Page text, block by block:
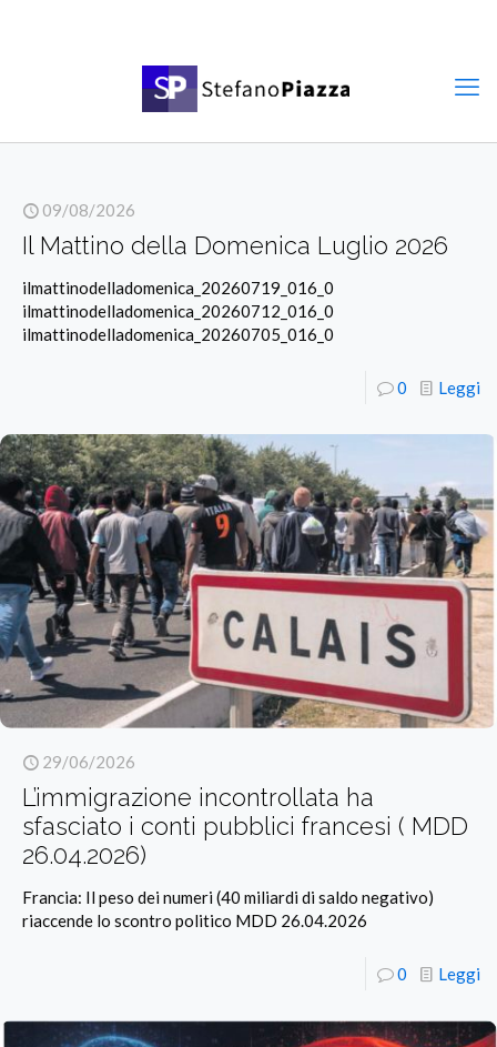
09/08/2026
Il Mattino della Domenica Luglio 2026
ilmattinodelladomenica_20260719_016_0
ilmattinodelladomenica_20260712_016_0
ilmattinodelladomenica_20260705_016_0
0 Leggi
29/06/2026
L’immigrazione incontrollata ha
sfasciato i conti pubblici francesi ( MDD
26.04.2026)
Francia: Il peso dei numeri (40 miliardi di saldo negativo)
riaccende lo scontro politico MDD 26.04.2026
0 Leggi